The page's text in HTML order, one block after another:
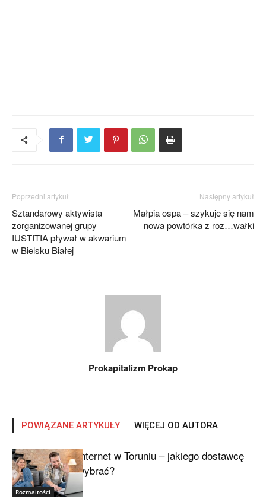
Poprzedni artykuł
Sztandarowy aktywista
zorganizowanej grupy
IUSTITIA pływał w akwarium
w Bielsku Białej
Następny artykuł
Małpia ospa – szykuje się nam
nowa powtórka z roz…wałki
Prokapitalizm Prokap
POWIĄZANE ARTYKUŁY WIĘCEJ OD AUTORA
Rozmaitości
Internet w Toruniu – jakiego dostawcę
wybrać?